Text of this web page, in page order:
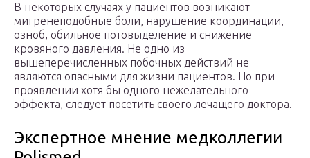
В некоторых случаях у пациентов возникают
мигренеподобные боли, нарушение координации,
озноб, обильное потовыделение и снижение
кровяного давления. Не одно из
вышеперечисленных побочных действий не
являются опасными для жизни пациентов. Но при
проявлении хотя бы одного нежелательного
эффекта, следует посетить своего лечащего доктора.
Экспертное мнение медколлегии